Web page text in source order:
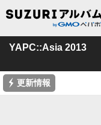
YAPC::Asia 2013
⚡ 更新情報